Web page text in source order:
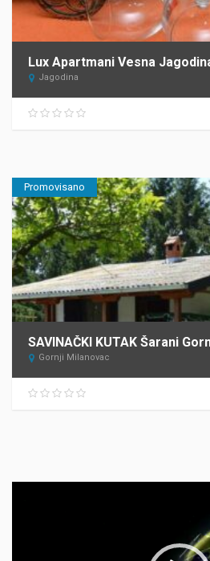
Lux Apartmani Vesna
Jagodina
Promovisano
SAVINAČKI KUTAK Šarani
Gornji Milanovac